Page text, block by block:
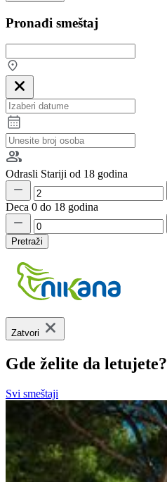
Pronađi smeštaj
Odrasli Stariji od 18 godina
Deca 0 do 18 godina
Pretraži
Zatvori
Gde želite da letujete?
Svi smeštaji